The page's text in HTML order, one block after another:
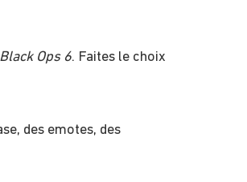
Black Ops 6. Faites le choix
des emotes, des